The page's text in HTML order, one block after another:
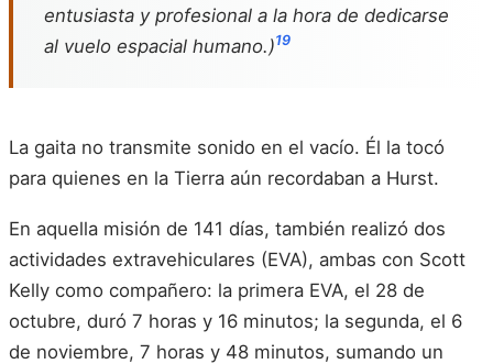
entusiasta y profesional a la hora de dedicarse
al vuelo espacial humano.)19
La gaita no transmite sonido en el vacío. Él la tocó
para quienes en la Tierra aún recordaban a Hurst.
En aquella misión de 141 días, también realizó dos
actividades extravehiculares (EVA), ambas con Scott
Kelly como compañero: la primera EVA, el 28 de
octubre, duró 7 horas y 16 minutos; la segunda, el 6
de noviembre, 7 horas y 48 minutos, sumando un